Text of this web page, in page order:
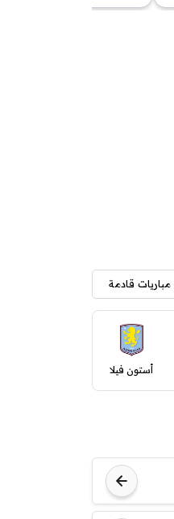
مباريات قادمة
أستون فيلا